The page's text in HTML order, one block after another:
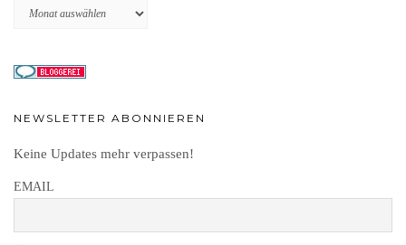
Archiv
NEWSLETTER ABONNIEREN
Keine Updates mehr verpassen!
EMAIL